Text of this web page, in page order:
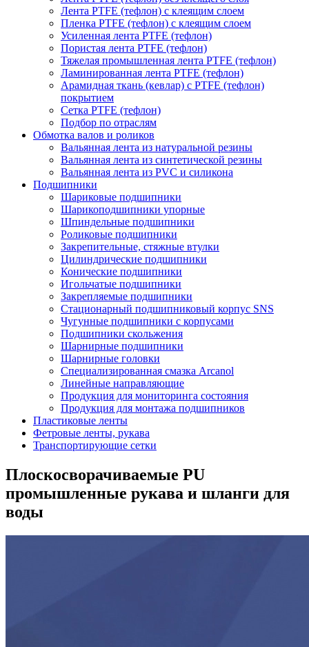
Лента PTFE (тефлон) с клеящим слоем
Пленка PTFE (тефлон) с клеящим слоем
Усиленная лента PTFE (тефлон)
Пористая лента PTFE (тефлон)
Тяжелая промышленная лента PTFE (тефлон)
Ламинированная лента PTFE (тефлон)
Арамидная ткань (кевлар) с PTFE (тефлон)
покрытием
Сетка PTFE (тефлон)
Подбор по отраслям
Обмотка валов и роликов
Вальянная лента из натуральной резины
Вальянная лента из синтетической резины
Вальянная лента из PVC и силикона
Подшипники
Шариковые подшипники
Шарикоподшипники упорные
Шпиндельные подшипники
Роликовые подшипники
Закрепительные, стяжные втулки
Цилиндрические подшипники
Конические подшипники
Игольчатые подшипники
Закрепляемые подшипники
Стационарный подшипниковый корпус SNS
Чугунные подшипники с корпусами
Подшипники скольжения
Шарнирные подшипники
Шарнирные головки
Специализированная смазка Arcanol
Линейные направляющие
Продукция для мониторинга состояния
Продукция для монтажа подшипников
Пластиковые ленты
Фетровые ленты, рукава
Транспортирующие сетки
Плоскосворачиваемые PU
промышленные рукава и шланги для
воды